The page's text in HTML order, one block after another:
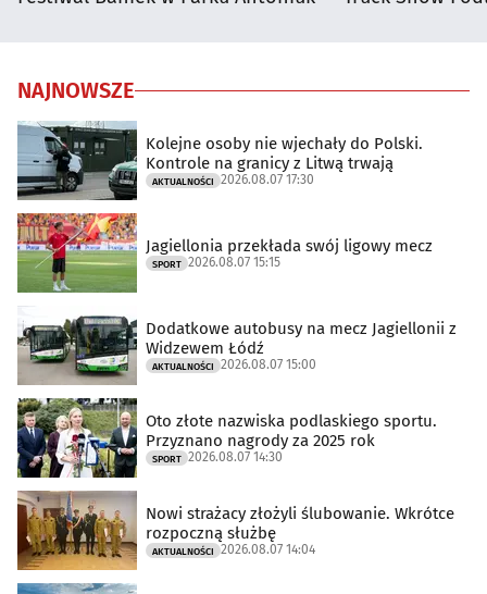
NAJNOWSZE
Kolejne osoby nie wjechały do Polski.
Kontrole na granicy z Litwą trwają
AKTUALNOŚCI 2026.08.07 17:30
Jagiellonia przekłada swój ligowy mecz
SPORT 2026.08.07 15:15
Dodatkowe autobusy na mecz Jagiellonii z
Widzewem Łódź
AKTUALNOŚCI 2026.08.07 15:00
Oto złote nazwiska podlaskiego sportu.
Przyznano nagrody za 2025 rok
SPORT 2026.08.07 14:30
Nowi strażacy złożyli ślubowanie. Wkrótce
rozpoczną służbę
AKTUALNOŚCI 2026.08.07 14:04